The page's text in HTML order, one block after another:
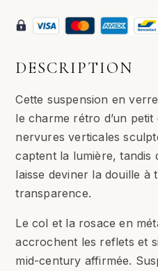
DESCRIPTION
Cette suspension en
le charme rétro d’un petit
nervures verticales
captent la lumière, tandis
laisse deviner la douille à
transparence.
Le col et la rosace en
accrochent les reflets et
mid-century affirmée.